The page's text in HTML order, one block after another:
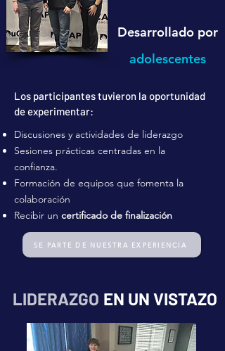
Desarrollado por
adolescentes
Los participantes tuvieron la oportunidad
de experimentar:
Discusiones y actividades de liderazgo
Sesiones prácticas centradas en la
confianza.
Formación de equipos que fomenta la
colaboración
Recibir un certificado de finalización
SE PARTE DE NUESTRA EXPERIENCIA
LIDERAZGO EN UN VISTAZO